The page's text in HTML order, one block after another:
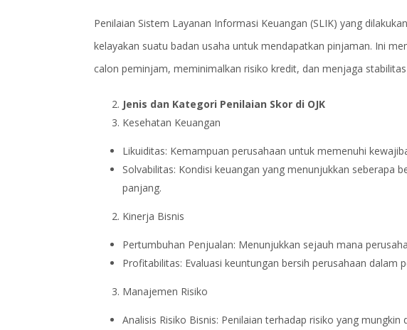
Penilaian Sistem Layanan Informasi Keuangan (SLIK) yang
kelayakan suatu badan usaha untuk mendapatkan pinjaman. Ini
calon peminjam, meminimalkan risiko kredit, dan menjaga
Jenis dan Kategori Penilaian Skor di OJK
Kesehatan Keuangan
Likuiditas: Kemampuan perusahaan untuk memenuhi
Solvabilitas: Kondisi keuangan yang menunjukkan seberapa
panjang.
Kinerja Bisnis
Pertumbuhan Penjualan: Menunjukkan sejauh mana
Profitabilitas: Evaluasi keuntungan bersih perusahaan dalam
Manajemen Risiko
Analisis Risiko Bisnis: Penilaian terhadap risiko yang mungkin